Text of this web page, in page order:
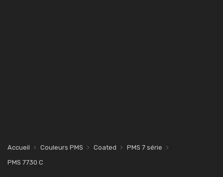
Accueil Couleurs PMS Coated
PMS 7 série
PMS 7730 C